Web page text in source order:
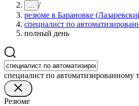
... /
резюме в Барановке
специалист по
полный день
специалист по автоматизированному
Резюме